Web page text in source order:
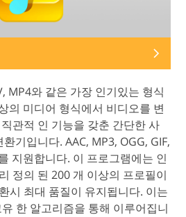
MP4와 같은 가장 인기있는 형식
의 미디어 형식에서 비디오를 변
관적 인 기능을 갖춘 간단한 사
기입니다. AAC, MP3, OGG, GIF,
지원합니다. 이 프로그램에는 인
정의 된 200 개 이상의 프로필이
시 최대 품질이 유지됩니다. 이는
한 알고리즘을 통해 이루어집니